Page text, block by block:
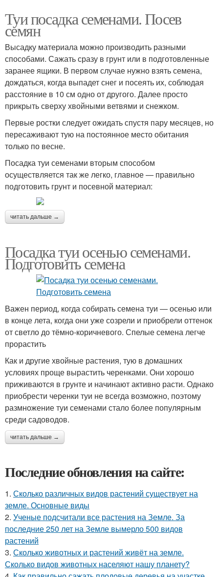
Туи посадка семенами. Посев
семян
Высадку материала можно производить разными
способами. Сажать сразу в грунт или в подготовленные
заранее ящики. В первом случае нужно взять семена,
дождаться, когда выпадет снег и посеять их, соблюдая
расстояние в 10 см одно от другого. Далее просто
прикрыть сверху хвойными ветвями и снежком.
Первые ростки следует ожидать спустя пару месяцев, но
пересаживают тую на постоянное место обитания
только по весне.
Посадка туи семенами вторым способом
осуществляется так же легко, главное — правильно
подготовить грунт и посевной материал:
читать дальше →
Посадка туи осенью семенами.
Подготовить семена
Важен период, когда собирать семена туи — осенью или
в конце лета, когда они уже созрели и приобрели оттенок
от светло до тёмно-коричневого. Спелые семена легче
прорастить
Как и другие хвойные растения, тую в домашних
условиях проще вырастить черенками. Они хорошо
приживаются в грунте и начинают активно расти. Однако
приобрести черенки туи не всегда возможно, поэтому
размножение туи семенами стало более популярным
среди садоводов.
читать дальше →
Последние обновления на сайте:
1. Сколько различных видов растений существует на
земле. Основные виды
2. Ученые подсчитали все растения на Земле. За
последние 250 лет на Земле вымерло 500 видов
растений
3. Сколько животных и растений живёт на земле.
Сколько видов животных населяют нашу планету?